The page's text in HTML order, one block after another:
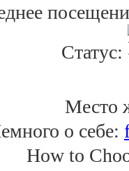
Статус:
Место
о себе:
How to